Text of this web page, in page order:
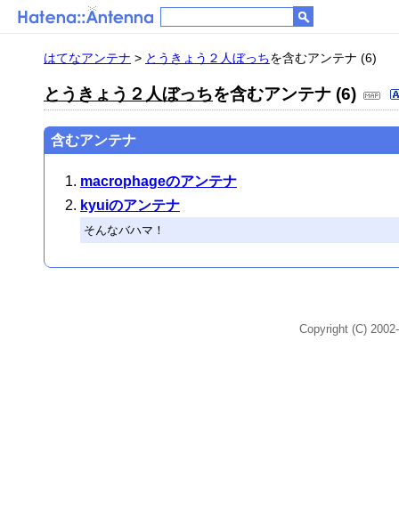
はてなアンテナ > とうきょう２人ぼっちを含むアンテナ (6)
とうきょう２人ぼっちを含むアンテナ (6)
含むアンテナ
macrophageのアンテナ
kyuiのアンテナ
そんなバハマ！
Copyright (C)